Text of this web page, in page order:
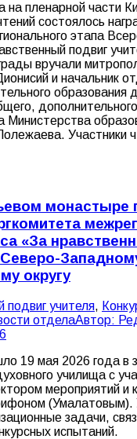
на пленарной части
состоялось
этапа
подвиг
вручали
и начальник
образования
Министерства
Участники
монастыре
«За
округу
подвиг учителя,
отделаАвтор:
19 мая 2026 года в
училища с
мероприятий и
(Умалатовым).
задачи,
испытаний.